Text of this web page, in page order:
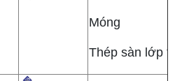
Móng
Thép sàn lớp